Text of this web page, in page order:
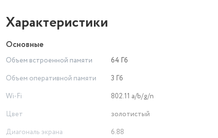
Телефоны смартфоны Xiaomi Redmi A5 – это отличный
вариант для тех, кто ищет надежный гаджет по доступной
цене.
Характеристики
Основные
Объем встроенной памяти
64 Гб
Объем оперативной памяти
3 Гб
Wi-Fi
802.11 a/b/g/n
Цвет
золотистый
Диагональ экрана
6.88